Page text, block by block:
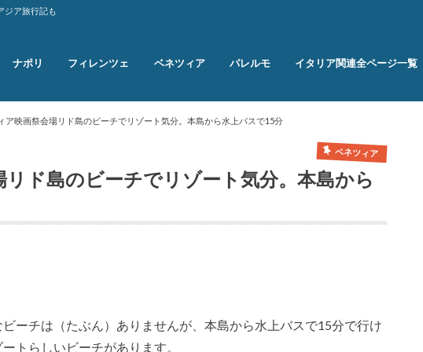
ジア旅行記も
ナポリ フィレンツェ ベネツィア パレルモ イタリア関連全ページ一覧
ア映画祭会場リド島のビーチでリゾート気分。本島から水上バスで15分
ベネツィア
ド島のビーチでリゾート気分。本島から
ーチは（たぶん）ありませんが、本島から水上バスで15分で行け
トらしいビーチがあります。